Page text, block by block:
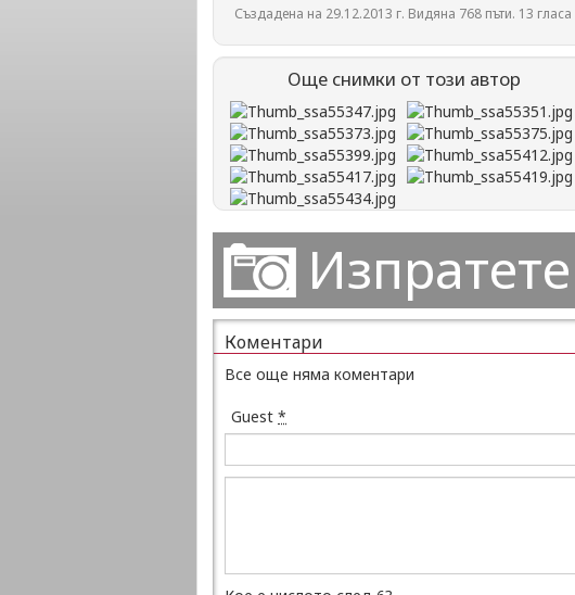
Създадена на 29.12.2013 г. Видяна 768 пъти. 13 гласа
Още снимки от този автор
Коментари
Все още няма коментари
Guest *